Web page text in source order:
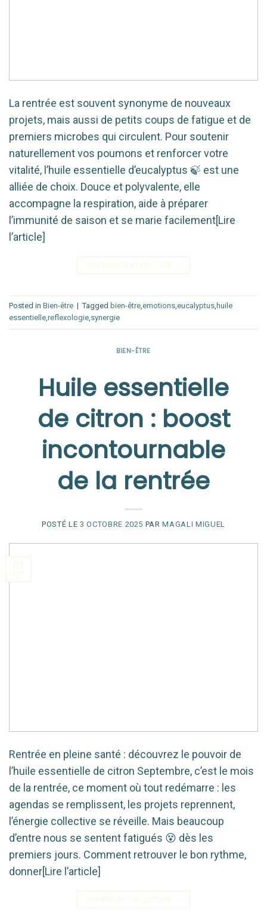
La rentrée est souvent synonyme de nouveaux
projets, mais aussi de petits coups de fatigue et de
premiers microbes qui circulent. Pour soutenir
naturellement vos poumons et renforcer votre
vitalité, l’huile essentielle d’eucalyptus 🍃 est une
alliée de choix. Douce et polyvalente, elle
accompagne la respiration, aide à préparer
l’immunité de saison et se marie facilement[Lire
l’article]
Posted in Bien-être | Tagged bien-être,emotions,eucalyptus, huile
essentielle,reflexologie,synergie
BIEN-ÊTRE
Huile essentielle
de citron : boost
incontournable
de la rentrée
POSTÉ LE3 OCTOBRE 2025 PARMAGALI MIGUEL
Rentrée en pleine santé : découvrez le pouvoir de
l’huile essentielle de citron Septembre, c’est le mois
de la rentrée, ce moment où tout redémarre : les
agendas se remplissent, les projets reprennent,
l’énergie collective se réveille. Mais beaucoup
d’entre nous se sentent fatigués 😵 dès les
premiers jours. Comment retrouver le bon rythme,
donner[Lire l’article]